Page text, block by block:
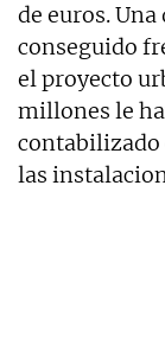
de euros.
conseguido
el proyecto
millones le
contabilizado
las